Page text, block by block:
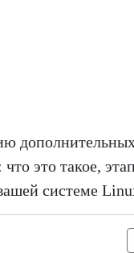
это такое,
системе